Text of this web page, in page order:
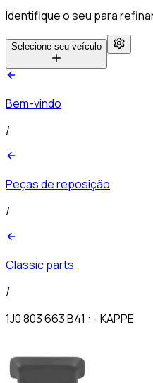
Identifique o seu para
Selecione seu veículo
Bem-vindo
/
Peças de reposição
/
Classic parts
/
1J0 803 663 B41 : - KAPPE